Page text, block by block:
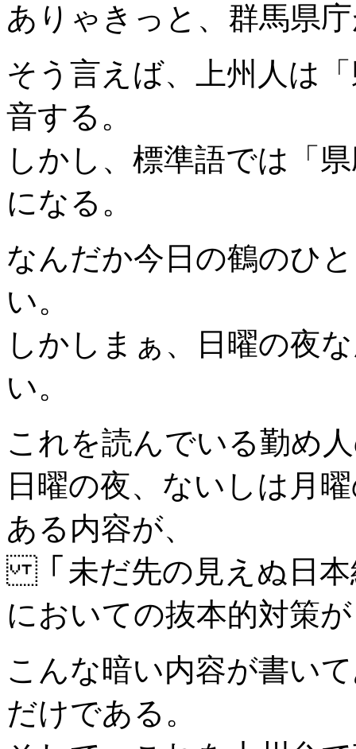
ありゃきっと、群馬県
そう言えば、上州人は
音する。
しかし、標準語では「
になる。
なんだか今日の鶴のひ
い。
しかしまぁ、日曜の夜
い。
これを読んでいる勤め
日曜の夜、ないしは月
ある内容が、
「未だ先の見えぬ日本
においての抜本的対策
こんな暗い内容が書い
だけである。